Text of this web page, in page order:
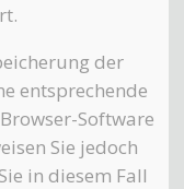
der
entsprechende
Software
Sie jedoch
in diesem Fall